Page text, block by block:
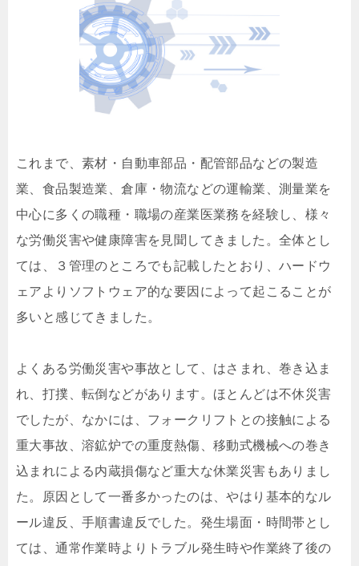
これまで、素材・自動車部品・配管部品などの製造
業、食品製造業、倉庫・物流などの運輸業、測量業を
中心に多くの職種・職場の産業医業務を経験し、様々
な労働災害や健康障害を見聞してきました。全体とし
ては、３管理のところでも記載したとおり、ハードウ
ェアよりソフトウェア的な要因によって起こることが
多いと感じてきました。
よくある労働災害や事故として、はさまれ、巻き込ま
れ、打撲、転倒などがあります。ほとんどは不休災害
でしたが、なかには、フォークリフトとの接触による
重大事故、溶鉱炉での重度熱傷、移動式機械への巻き
込まれによる内蔵損傷など重大な休業災害もありまし
た。原因として一番多かったのは、やはり基本的なル
ール違反、手順書違反でした。発生場面・時間帯とし
ては、通常作業時よりトラブル発生時や作業終了後の